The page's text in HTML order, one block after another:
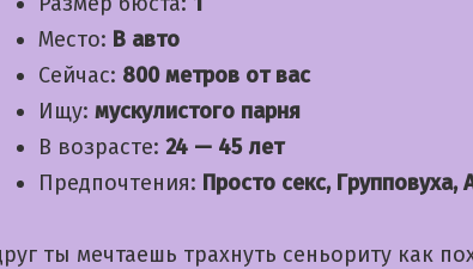
Место: В авто
Сейчас: 800 метров от вас
Ищу: мускулистого парня
В возрасте: 24 — 45 лет
Предпочтения: Просто секс, Групповуха,
ты мечтаешь трахнуть сеньориту как